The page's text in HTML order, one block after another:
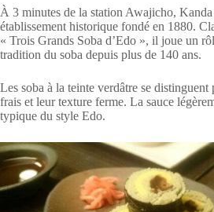
À 3 minutes de la station Awajicho, Kanda
établissement historique fondé en 1880.
« Trois Grands Soba d’Edo », il joue un
tradition du soba depuis plus de 140 ans.
Les soba à la teinte verdâtre se distinguent
frais et leur texture ferme. La sauce
typique du style Edo.